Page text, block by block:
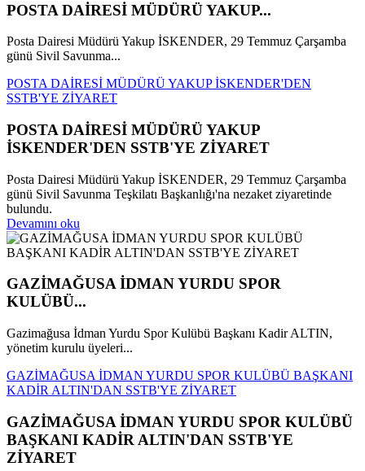
POSTA DAİRESİ MÜDÜRÜ YAKUP...
Posta Dairesi Müdürü Yakup İSKENDER, 29 Temmuz Çarşamba
günü Sivil Savunma...
POSTA DAİRESİ MÜDÜRÜ YAKUP İSKENDER'DEN
SSTB'YE ZİYARET
POSTA DAİRESİ MÜDÜRÜ YAKUP
İSKENDER'DEN SSTB'YE ZİYARET
Posta Dairesi Müdürü Yakup İSKENDER, 29 Temmuz Çarşamba
günü Sivil Savunma Teşkilatı Başkanlığı'na nezaket ziyaretinde
bulundu.
Devamını oku
GAZİMAĞUSA İDMAN YURDU SPOR
KULÜBÜ...
Gazimağusa İdman Yurdu Spor Kulübü Başkanı Kadir ALTIN,
yönetim kurulu üyeleri...
GAZİMAĞUSA İDMAN YURDU SPOR KULÜBÜ BAŞKANI
KADİR ALTIN'DAN SSTB'YE ZİYARET
GAZİMAĞUSA İDMAN YURDU SPOR KULÜBÜ
BAŞKANI KADİR ALTIN'DAN SSTB'YE
ZİYARET